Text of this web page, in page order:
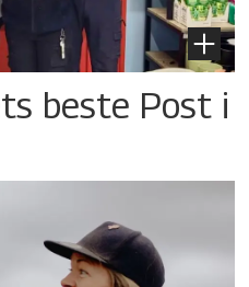
beste Post i